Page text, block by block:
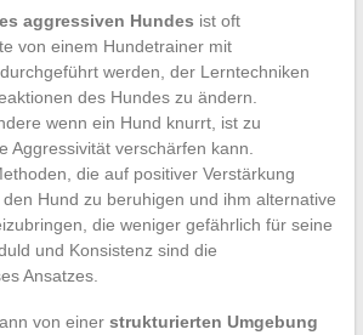
aggressiven Hundes ist oft
von einem Hundetrainer mit
werden, der Lerntechniken
des Hundes zu ändern.
wenn ein Hund knurrt, ist zu
Aggressivität verschärfen kann.
die auf positiver Verstärkung
Hund zu beruhigen und ihm alternative
die weniger gefährlich für seine
und Konsistenz sind die
Ansatzes.
von einer strukturierten Umgebung